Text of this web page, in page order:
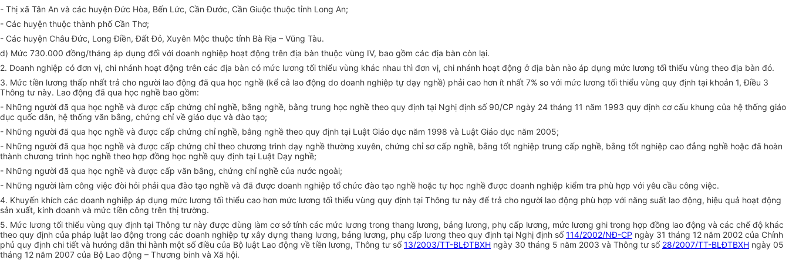
- Thị xã Tân An và các huyện Đức Hòa, Bến Lức, Cần Đước, Cần Giuộc thuộc tỉnh Long An;
- Các huyện thuộc thành phố Cần Thơ;
- Các huyện Châu Đức, Long Điền, Đất Đỏ, Xuyên Mộc thuộc tỉnh Bà Rịa – Vũng Tàu.
d) Mức 730.000 đồng/tháng áp dụng đối với doanh nghiệp hoạt động trên địa bàn thuộc vùng IV, bao gồm các địa bàn còn lại.
2. Doanh nghiệp có đơn vị, chi nhánh hoạt động trên các địa bàn có mức lương tối thiểu vùng khác nhau thì đơn vị, chi nhánh hoạt động ở địa bàn nào áp dụng mức lương tối thiểu vùng theo địa bàn đó.
3. Mức tiền lương thấp nhất trả cho người lao động đã qua học nghề (kể cả lao động do doanh nghiệp tự dạy nghề) phải cao hơn ít nhất 7% so với mức lương tối thiểu vùng quy định tại khoản 1, Điều 3
Thông tư này. Lao động đã qua học nghề bao gồm:
- Những người đã qua học nghề và được cấp chứng chỉ nghề, bằng nghề, bằng trung học nghề theo quy định tại Nghị định số 90/CP ngày 24 tháng 11 năm 1993 quy định cơ cấu khung của hệ thống giáo
dục quốc dân, hệ thống văn bằng, chứng chỉ về giáo dục và đào tạo;
- Những người đã qua học nghề và được cấp chứng chỉ nghề, bằng nghề theo quy định tại Luật Giáo dục năm 1998 và Luật Giáo dục năm 2005;
- Những người đã qua học nghề và được cấp chứng chỉ theo chương trình dạy nghề thường xuyên, chứng chỉ sơ cấp nghề, bằng tốt nghiệp trung cấp nghề, bằng tốt nghiệp cao đẳng nghề hoặc đã hoàn
thành chương trình học nghề theo hợp đồng học nghề quy định tại Luật Dạy nghề;
- Những người đã qua học nghề và được cấp văn bằng, chứng chỉ nghề của nước ngoài;
- Những người làm công việc đòi hỏi phải qua đào tạo nghề và đã được doanh nghiệp tổ chức đào tạo nghề hoặc tự học nghề được doanh nghiệp kiểm tra phù hợp với yêu cầu công việc.
4. Khuyến khích các doanh nghiệp áp dụng mức lương tối thiểu cao hơn mức lương tối thiểu vùng quy định tại Thông tư này để trả cho người lao động phù hợp với năng suất lao động, hiệu quả hoạt động
sản xuất, kinh doanh và mức tiền công trên thị trường.
5. Mức lương tối thiểu vùng quy định tại Thông tư này được dùng làm cơ sở tính các mức lương trong thang lương, bảng lương, phụ cấp lương, mức lương ghi trong hợp đồng lao động và các chế độ khác
theo quy định của pháp luật lao động trong các doanh nghiệp tự xây dựng thang lương, bảng lương, phụ cấp lương theo quy định tại Nghị định số114/2002/NĐ-CP ngày 31 tháng 12 năm 2002 của Chính
phủ quy định chi tiết và hướng dẫn thi hành một số điều của Bộ luật Lao động về tiền lương, Thông tư số13/2003/TT-BLĐTBXH ngày 30 tháng 5 năm 2003 và Thông tư số 28/2007/TT-BLĐTBXH ngày 05
tháng 12 năm 2007 của Bộ Lao động – Thương binh và Xã hội.